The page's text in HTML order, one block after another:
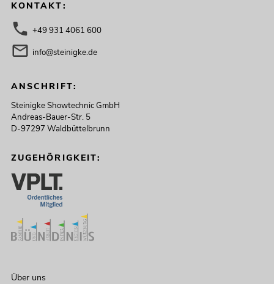
KONTAKT:
+49 931 4061 600
info@steinigke.de
ANSCHRIFT:
Steinigke Showtechnic GmbH
Andreas-Bauer-Str. 5
D-97297 Waldbüttelbrunn
ZUGEHÖRIGKEIT:
Über uns